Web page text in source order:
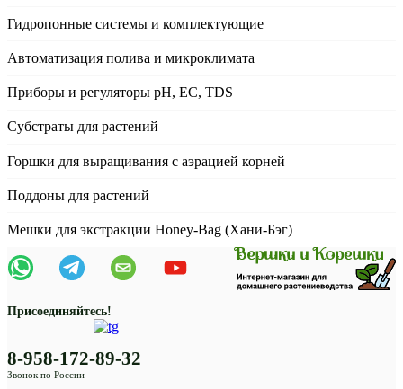
Гидропонные системы и комплектующие
Автоматизация полива и микроклимата
Приборы и регуляторы рН, EC, TDS
Субстраты для растений
Горшки для выращивания с аэрацией корней
Поддоны для растений
Мешки для экстракции Honey-Bag (Хани-Бэг)
Присоединяйтесь!
8-958-172-89-32
Звонок по России